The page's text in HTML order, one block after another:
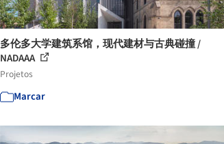
多伦多大学建筑系馆，现代建材与古典碰撞 /
NADAAA
Projetos
Marcar